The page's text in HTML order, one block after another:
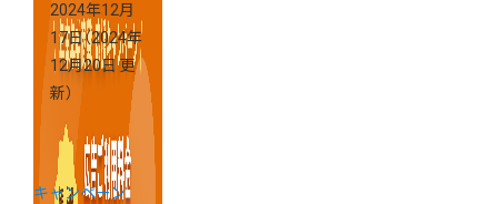
2024年12月
17日（2024年
12月20日 更
新）
キャンペーン